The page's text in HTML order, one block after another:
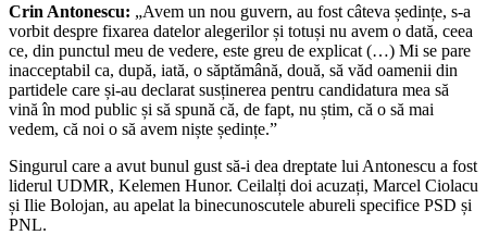
Crin Antonescu: „Avem un nou guvern, au fost câteva ședințe, s-a
vorbit despre fixarea datelor alegerilor și totuși nu avem o dată, ceea
ce, din punctul meu de vedere, este greu de explicat (…) Mi se pare
inacceptabil ca, după, iată, o săptămână, două, să văd oamenii din
partidele care și-au declarat susținerea pentru candidatura mea să
vină în mod public și să spună că, de fapt, nu știm, că o să mai
vedem, că noi o să avem niște ședințe.”
Singurul care a avut bunul gust să-i dea dreptate lui Antonescu a fost
liderul UDMR, Kelemen Hunor. Ceilalți doi acuzați, Marcel Ciolacu
și Ilie Bolojan, au apelat la binecunoscutele abureli specifice PSD și
PNL.